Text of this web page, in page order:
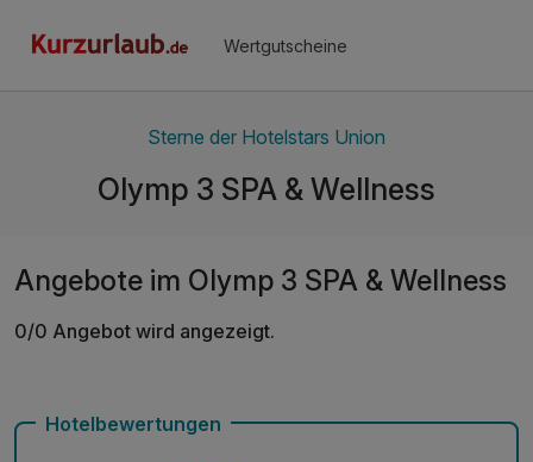
Wertgutscheine
Sterne der Hotelstars Union
Olymp 3 SPA & Wellness
Angebote im Olymp 3 SPA & Wellness
0/0 Angebot wird angezeigt.
Hotelbewertungen